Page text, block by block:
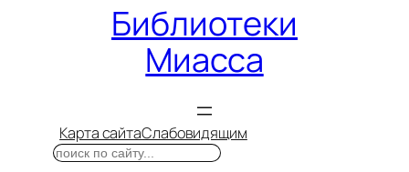
Библиотеки
Миасса
Карта сайтаСлабовидящим
Поиск